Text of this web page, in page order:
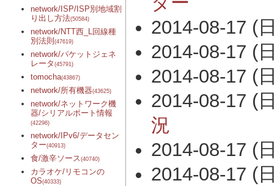
network/ISP/ISP別地域割
り出し方法(50584)
network/NTT西_L回線種
別法則(47619)
network/パケットジェネ
レータ (45791)
tomocha(43867)
network/所有機器(43625)
network/ネットワーク機
器/シリアルポート情報
(42296)
network/IPv6/データセン
ター(40913)
食/激辛ソース (40740)
カラオケ/リモコンの
OS(40333)
2014-08-17 (
2014-08-17 (
2014-08-17 (
2014-08-17 (
況
2014-08-17 (
2014-08-17 (